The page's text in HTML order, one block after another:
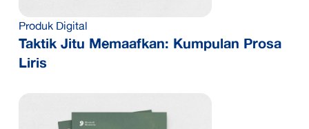
Produk Digital
Taktik Jitu Memaafkan: Kumpulan Prosa
Liris